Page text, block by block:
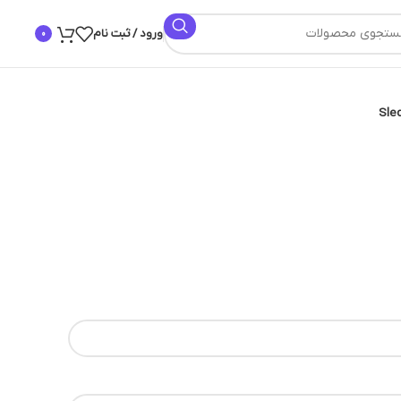
ورود / ثبت نام 0